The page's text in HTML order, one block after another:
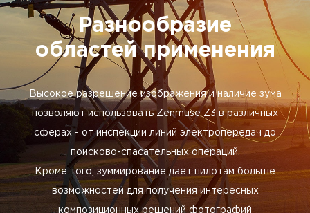
Разнообразие
областей применения
Высокое разрешение изображения и наличие зума
позволяют использовать Zenmuse Z3 в различных
сферах - от инспекции линий электропередач до
поисково-спасательных операций.
Кроме того, зуммирование дает пилотам больше
возможностей для получения интересных
композиционных решений фотографий